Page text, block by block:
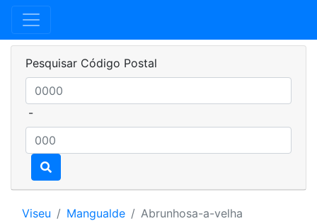
Pesquisar Código Postal
-
Viseu Mangualde Abrunhosa-a-velha